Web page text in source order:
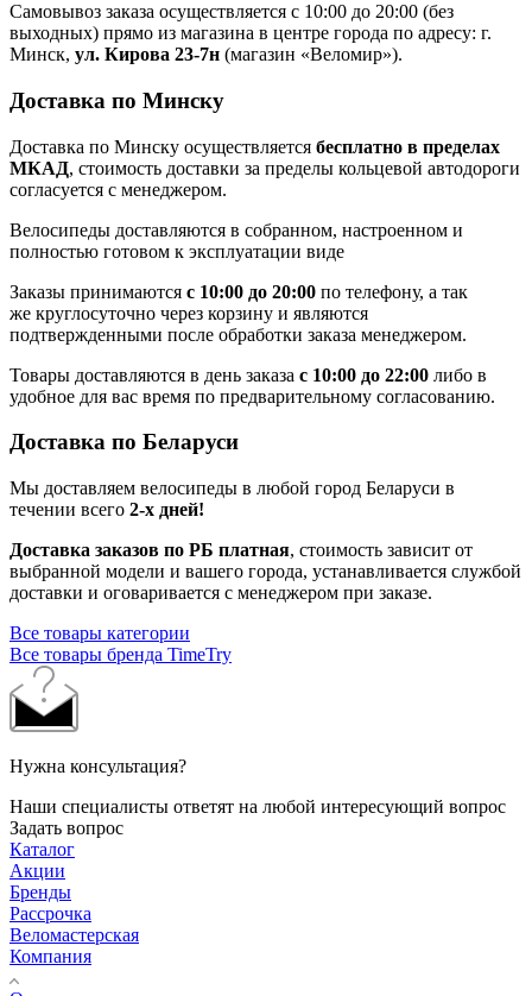
Самовывоз заказа осуществляется с 10:00 до 20:00 (без
выходных) прямо из магазина в центре города по адресу: г.
Минск, ул. Кирова 23-7н (магазин «Веломир»).
Доставка по Минску
Доставка по Минску осуществляется бесплатно в пределах
МКАД, стоимость доставки за пределы кольцевой автодороги
согласуется с менеджером.
Велосипеды доставляются в собранном, настроенном и
полностью готовом к эксплуатации виде
Заказы принимаются с 10:00 до 20:00 по телефону, а так
же круглосуточно через корзину и являются
подтвержденными после обработки заказа менеджером.
Товары доставляются в день заказа с 10:00 до 22:00 либо в
удобное для вас время по предварительному согласованию.
Доставка по Беларуси
Мы доставляем велосипеды в любой город Беларуси в
течении всего 2-х дней!
Доставка заказов по РБ платная, стоимость зависит от
выбранной модели и вашего города, устанавливается службой
доставки и оговаривается с менеджером при заказе.
Все товары категории
Все товары бренда TimeTry
Нужна консультация?
Наши специалисты ответят на любой интересующий вопрос
Задать вопрос
Каталог
Акции
Бренды
Рассрочка
Веломастерская
Компания